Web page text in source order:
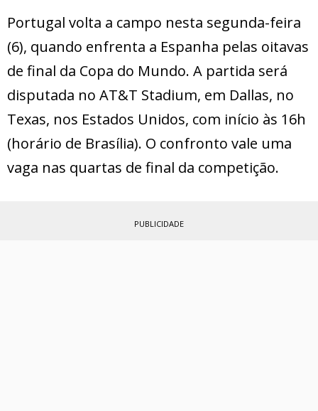
Portugal volta a campo nesta segunda-feira
(6), quando enfrenta a Espanha pelas oitavas
de final da Copa do Mundo. A partida será
disputada no AT&T Stadium, em Dallas, no
Texas, nos Estados Unidos, com início às 16h
(horário de Brasília). O confronto vale uma
vaga nas quartas de final da competição.
PUBLICIDADE